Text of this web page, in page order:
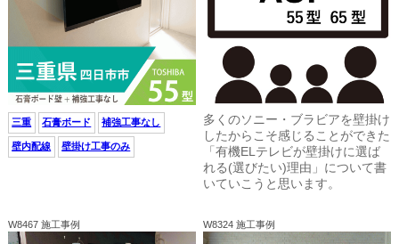
三重 石膏ボード 補強工事なし
壁内配線 壁掛け工事のみ
多くのソニー・ブラビアを壁掛け
したからこそ感じることができた
「有機ELテレビが壁掛けに選ば
れる(選びたい)理由」について書
いていこうと思います。
W8467 施工事例 W8324 施工事例